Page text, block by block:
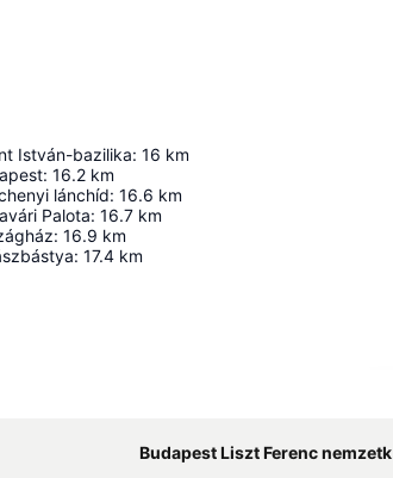
István-bazilika: 16 km
: 16.2 km
lánchíd: 16.6 km
Palota: 16.7 km
: 16.9 km
: 17.4 km
Budapest Liszt Ferenc nemzetközi repülőtér